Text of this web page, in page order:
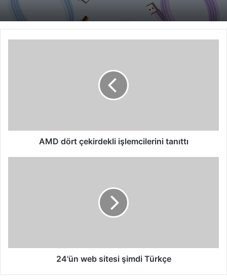
AMD dört çekirdekli işlemcilerini tanıttı
24'ün web sitesi şimdi Türkçe